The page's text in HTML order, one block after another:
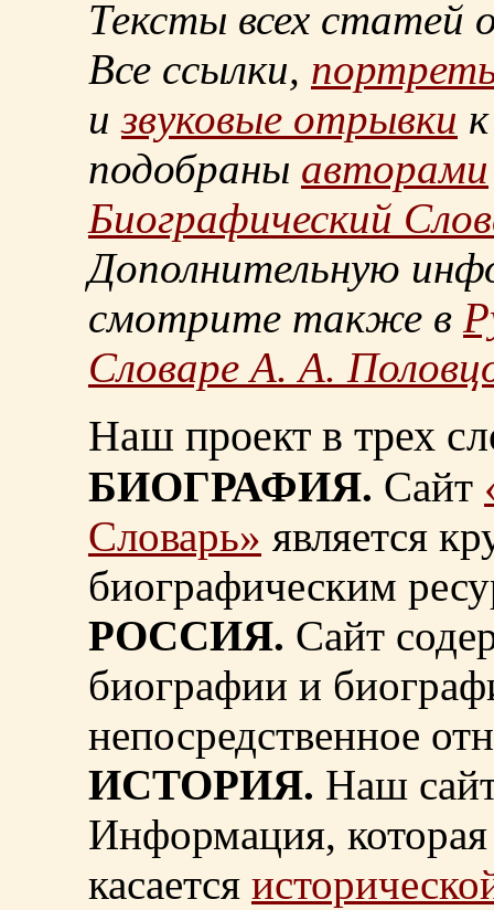
Тексты всех статей
Все ссылки,
извуковые отрывки
подобраны авторами
Биографический
Дополнительную
смотрите также в
Словаре А. А.
Наш проект в трех
БИОГРАФИЯ. Сайт
Словарь» является
биографическим
РОССИЯ. Сайт
биографии и
непосредственное
ИСТОРИЯ. Наш
Информация, которая
касается